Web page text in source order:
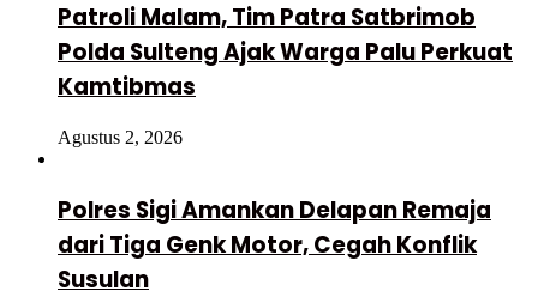
Patroli Malam, Tim Patra Satbrimob
Polda Sulteng Ajak Warga Palu Perkuat
Kamtibmas
Agustus 2, 2026
Polres Sigi Amankan Delapan Remaja
dari Tiga Genk Motor, Cegah Konflik
Susulan